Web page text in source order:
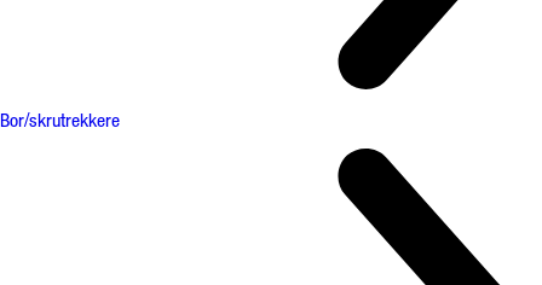
Bor/skrutrekkere